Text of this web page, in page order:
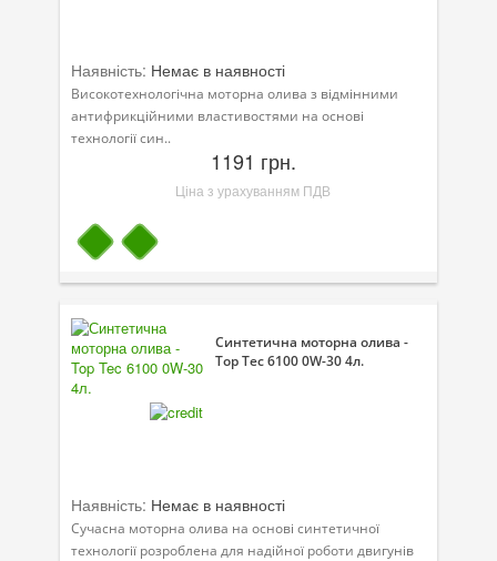
Наявність: Немає в наявності
Високотехнологічна моторна олива з відмінними
антифрикційними властивостями на основі
технології син..
1191 грн.
Ціна з урахуванням ПДВ
Синтетична моторна олива -
Top Tec 6100 0W-30 4л.
Наявність: Немає в наявності
Сучасна моторна олива на основі синтетичної
технології розроблена для надійної роботи двигунів